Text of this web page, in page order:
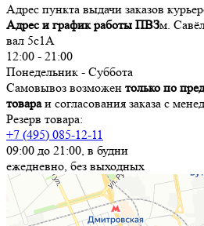
Адрес пункта выдачи заказов
Адрес и график работы ПВЗм.
вал 5с1А
12:00 - 21:00
Понедельник - Суббота
Самовывоз возможен только по
товараи согласования заказа с
Резерв товара:
+7 (495) 085-12-11
09:00 до 21:00, в будни
ежедневно, без выходных